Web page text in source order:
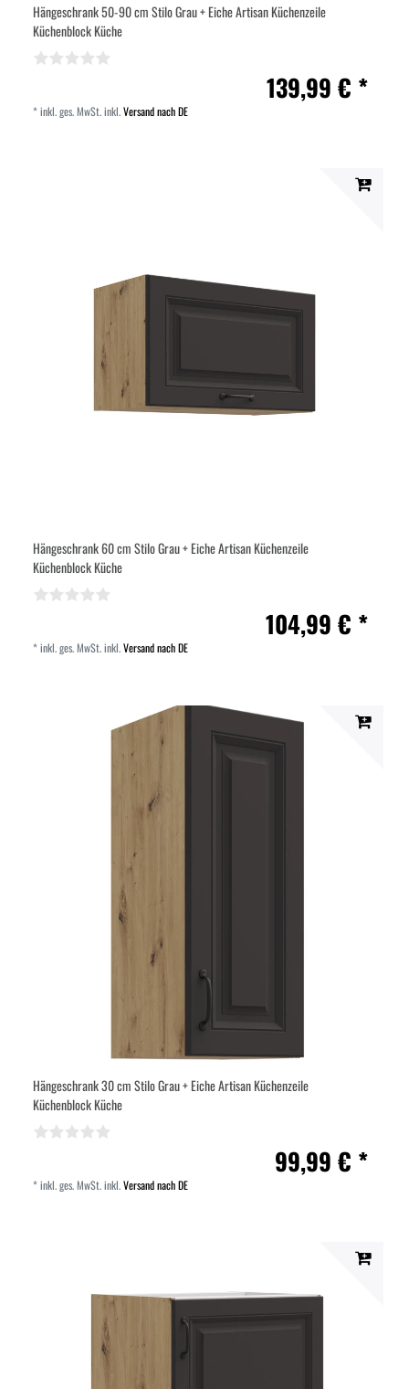
Hängeschrank 50-90 cm Stilo Grau + Eiche Artisan Küchenzeile
Küchenblock Küche
139,99 € *
*inkl. ges. MwSt.inkl.Versand nach DE
Hängeschrank 60 cm Stilo Grau + Eiche Artisan Küchenzeile
Küchenblock Küche
104,99 € *
*inkl. ges. MwSt.inkl.Versand nach DE
Hängeschrank 30 cm Stilo Grau + Eiche Artisan Küchenzeile
Küchenblock Küche
99,99 € *
*inkl. ges. MwSt.inkl.Versand nach DE